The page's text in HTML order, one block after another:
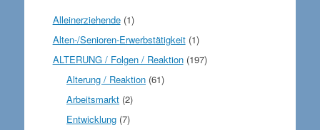
Alleinerziehende(1)
Alten-/Senioren-Erwerbstätigkeit(1)
ALTERUNG / Folgen / Reaktion(197)
Alterung / Reaktion (61)
Arbeitsmarkt (2)
Entwicklung (7)